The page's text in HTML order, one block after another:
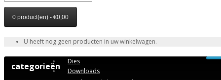
0 product(en) - €0,00
U heeft nog geen producten in uw winkelwagen.
categorieën
Dies
Downloads